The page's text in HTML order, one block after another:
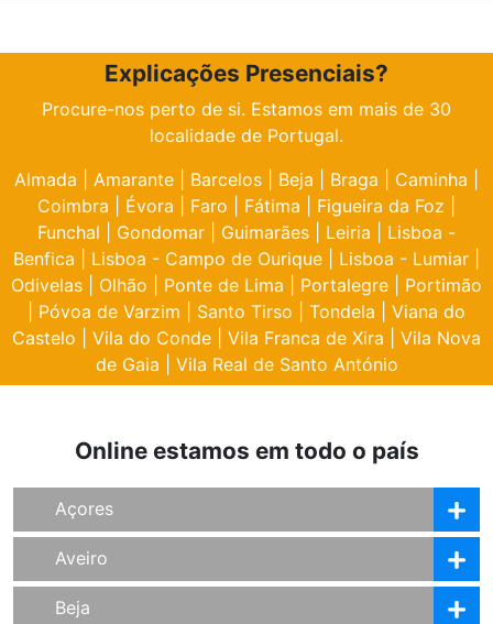
Explicações Presenciais?
Procure-nos perto de si. Estamos em mais de 30
localidade de Portugal.
Almada
Amarante Barcelos Beja Braga Caminha
Coimbra
Évora Faro Fátima Figueira da Foz
Funchal
Gondomar Guimarães Leiria
Lisboa -
Benfica
Lisboa - Campo de Ourique Lisboa - Lumiar
Odivelas
Olhão Ponte de Lima Portalegre
Portimão
Póvoa de Varzim Santo Tirso Tondela
Viana do
Castelo
Vila do Conde Vila Franca de Xira
Vila Nova
de Gaia
Vila Real de Santo António
Online estamos em todo o país
Açores
Aveiro
Beja